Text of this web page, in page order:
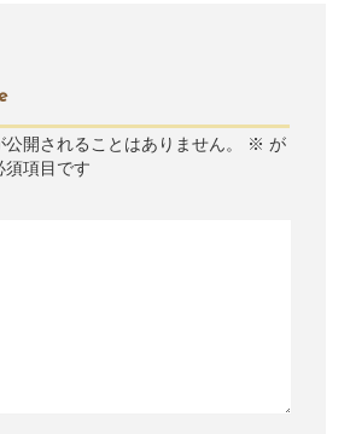
開されることはありません。 ※ が
須項目です